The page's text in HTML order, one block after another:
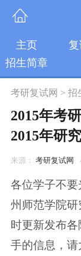
主页
招生简章
考研复试网 > 招
2015年考
2015年研
来源： 考研复试网
各位学子不
州师范学院
时更新发布
手的信息，